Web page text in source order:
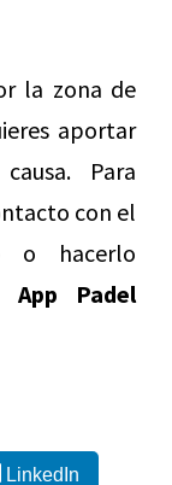
la zona de
aportar
Para
con el
o hacerlo
App Padel
LinkedIn